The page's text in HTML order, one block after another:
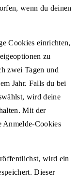
wenn du deinen
Cookies einrichten,
zu
zwei Tagen und
Jahr. Falls du bei
wird deine
Mit der
Anmelde-Cookies
wird ein
Dieser